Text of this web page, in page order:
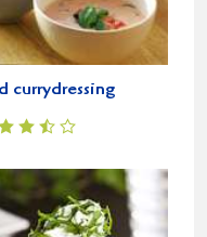
currydressing